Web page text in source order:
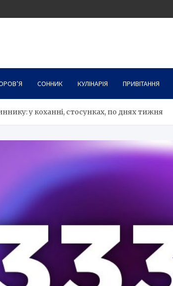
СОННИК КУЛІНАРІЯ ПРИВІТАННЯ
у коханні, стосунках, по днях тижня